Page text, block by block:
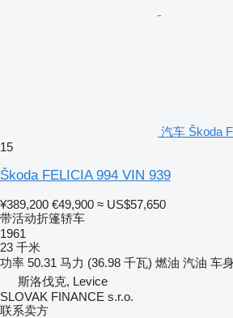
汽车 Škoda
15
Škoda FELICIA 994 VIN 939
¥389,200 €49,900 ≈ US$57,650
带活动折篷轿车
1961
23 千米
功率 50.31 马力 (36.98 千瓦) 燃油 汽油 车
斯洛伐克, Levice
SLOVAK FINANCE s.r.o.
联系卖方